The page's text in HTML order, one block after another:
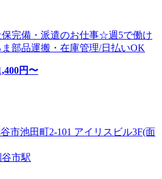
保完備・派遣のお仕事☆週5で働け
部品運搬・在庫管理/日払いOK
円〜
市池田町2-101 アイリスビル3F(面
市駅